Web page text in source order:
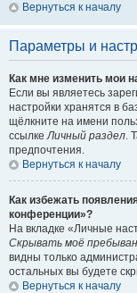
Вернуться к началу
Параметры и
Как мне изменить мои
Если вы являетесь
настройки хранятся в
щёлкните на имени
ссылкеЛичный раздел.
предпочтения.
Вернуться к началу
Как избежать
конференции»?
На вкладке «Личные
Скрывать моё
видны только
остальных вы будете
Вернуться к началу